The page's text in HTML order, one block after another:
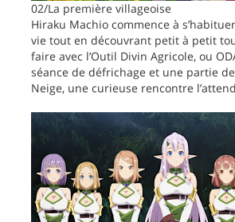
02/La première villageoise
Hiraku Machio commence à
vie tout en découvrant petit à petit
faire avec l’Outil Divin Agricole, ou
séance de défrichage et une partie
Neige, une curieuse rencontre